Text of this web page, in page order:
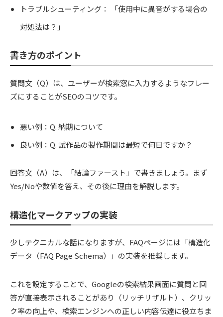
トラブルシューティング： 「使用中に異音がする場合の
対処法は？」
書き方のポイント
質問文（Q）は、ユーザーが検索窓に入力するようなフレー
ズにすることがSEOのコツです。
悪い例：Q. 納期について
良い例：Q. 試作品の製作期間は最短で何日ですか？
回答文（A）は、「結論ファースト」で書きましょう。まず
Yes/Noや数値を答え、その後に理由を解説します。
構造化マークアップの実装
少しテクニカルな話になりますが、FAQページには「構造化
データ（FAQ Page Schema）」の実装を推奨します。
これを設定することで、Googleの検索結果画面に質問と回
答が直接表示されることがあり（リッチリザルト）、クリッ
ク率の向上や、検索エンジンへの正しい内容伝達に役立ちま